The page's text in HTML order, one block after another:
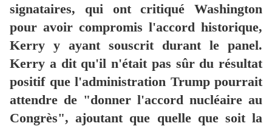
signataires, qui ont critiqué Washington
pour avoir compromis l'accord historique,
Kerry y ayant souscrit durant le panel.
Kerry a dit qu'il n'était pas sûr du résultat
positif que l'administration Trump pourrait
attendre de "donner l'accord nucléaire au
Congrès", ajoutant que quelle que soit la